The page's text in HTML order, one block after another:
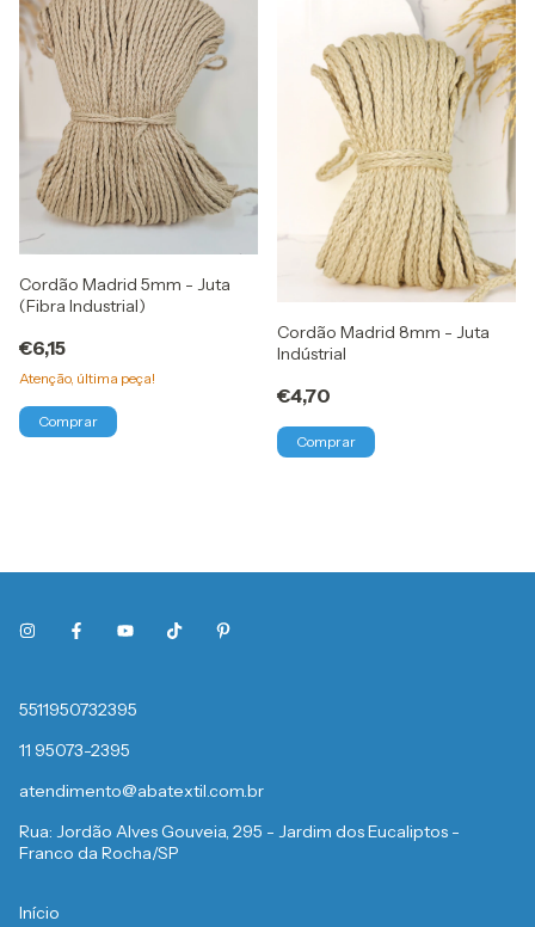
Cordão Madrid 5mm - Juta
(Fibra Industrial)
€6,15
Atenção, última peça!
Cordão Madrid 8mm - Juta
Indústrial
€4,70
5511950732395
11 95073-2395
atendimento@abatextil.com.br
Rua: Jordão Alves Gouveia, 295 - Jardim dos Eucaliptos -
Franco da Rocha/SP
Início